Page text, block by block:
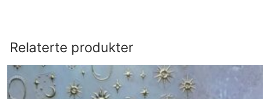
Relaterte produkter